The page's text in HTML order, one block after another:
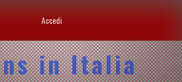
Accedi
in Italia